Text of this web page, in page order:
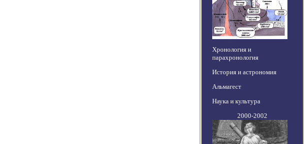
Хронология и
парахронология
История и астрономия
Альмагест
Наука и культура
2000-2002